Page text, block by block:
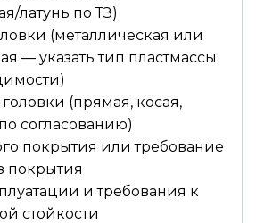
латунь по ТЗ)
(металлическая или
— указать тип пластмассы
(прямая, косая,
согласованию)
покрытия или требование
покрытия
и требования к
стойкости